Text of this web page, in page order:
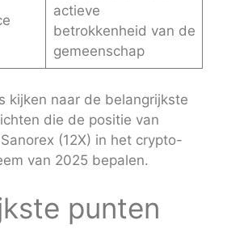
actieve
betrokkenheid van de
gemeenschap
kijken naar de belangrijkste
die de positie van
(12X) in het crypto-
van 2025 bepalen.
punten